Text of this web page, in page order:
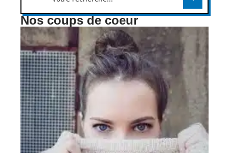
Nos coups de coeur